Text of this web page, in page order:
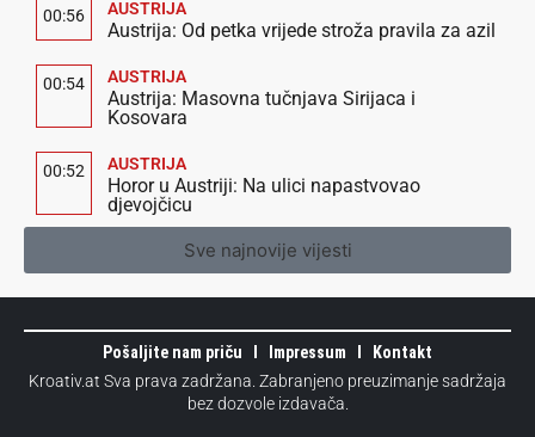
00:56 AUSTRIJA
Austrija: Od petka vrijede stroža pravila za azil
00:54 AUSTRIJA
Austrija: Masovna tučnjava Sirijaca i
Kosovara
00:52 AUSTRIJA
Horor u Austriji: Na ulici napastvovao
djevojčicu
Sve najnovije vijesti
Pošaljite nam priču Impressum
Kontakt
Kroativ.at Sva prava zadržana. Zabranjeno preuzimanje sadržaja
bez dozvole izdavača.